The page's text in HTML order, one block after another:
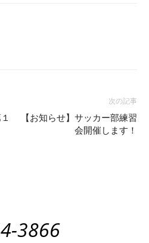
次の記事
【お知らせ】サッカー部練習
会開催します！
3866